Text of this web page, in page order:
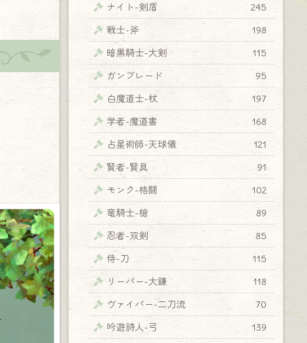
ナイト-剣盾
245
戦士-斧
198
暗黒騎士-大剣
115
ガンブレード
95
白魔道士-杖
197
学者-魔道書
168
占星術師-天球儀
121
賢者-賢具
91
モンク-格闘
102
竜騎士-槍
89
忍者-双剣
85
侍-刀
115
リーパー-大鎌
118
ヴァイパー-二刀流
70
吟遊詩人-弓
139